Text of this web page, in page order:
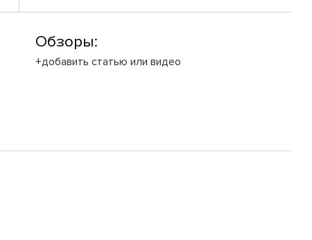
Обзоры:
+добавить статью или видео